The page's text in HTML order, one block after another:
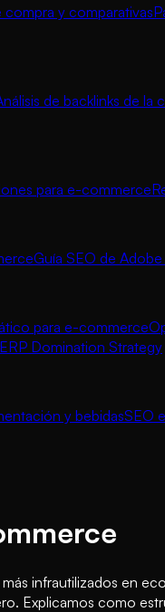
compra y comparativas
de backlinks de la
para e-commerce
Guía SEO de
para e-commerce
Domination Strategy
y bebidasSEO
infrautilizados en
Explicamos como